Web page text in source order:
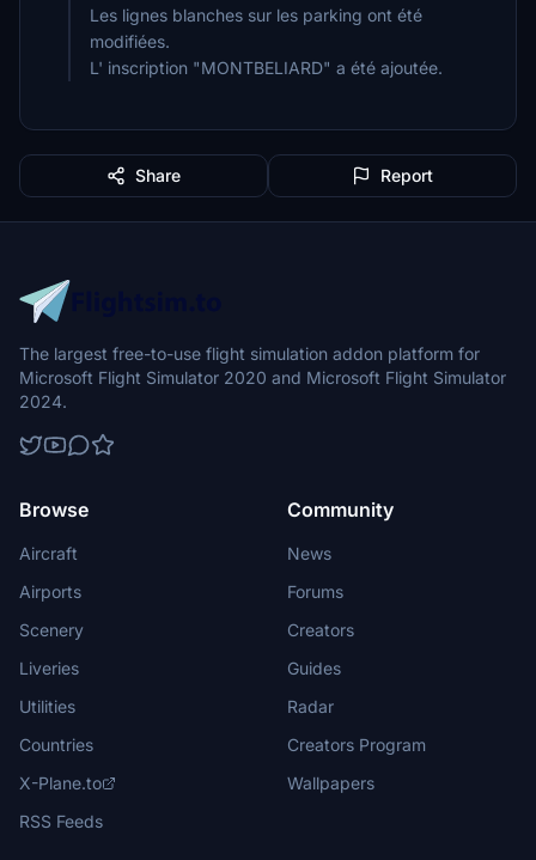
Les lignes blanches sur les parking ont été
modifiées.
L' inscription "MONTBELIARD" a été ajoutée.
Share Report
The largest free-to-use flight simulation addon platform for
Microsoft Flight Simulator 2020 and Microsoft Flight Simulator
2024.
Browse
Aircraft
Airports
Scenery
Liveries
Utilities
Countries
X-Plane.to
RSS Feeds
Community
News
Forums
Creators
Guides
Radar
Creators Program
Wallpapers